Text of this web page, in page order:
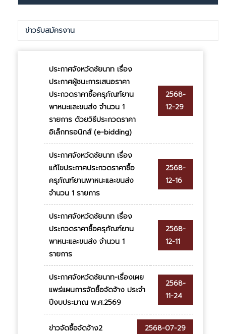
ข่าวรับสมัครงาน
ประกาศจังหวัดชัยนาท เรื่อง
ประกาศผู้ชนะการเสนอราคา
ประกวดราคาซื้อครุภัณฑ์ยาน
พาหนะและขนส่ง จำนวน 1
รายการ ด้วยวิธีประกวดราคา
อิเล็กทรอนิกส์ (e-bidding)
2568-
12-29
ประกาศจังหวัดชัยนาท เรื่อง
แก้ไขประกาศประกวดราคาซื้อ
ครุภัณฑ์ยานพาหนะและขนส่ง
จำนวน 1 รายการ
2568-
12-16
ประกาศจังหวัดชัยนาท เรื่อง
ประกวดราคาซื้อครุภัณฑ์ยาน
พาหนะและขนส่ง จำนวน 1
รายการ
2568-
12-11
ประกาศจังหวัดชัยนาท-เรื่องเผย
แพร่แผนการจัดซื้อจัดจ้าง ประจำ
ปีงบประมาณ พ.ศ.2569
2568-
11-24
ข่าวจัดซื้อจัดจ้าง2 2568-07-29